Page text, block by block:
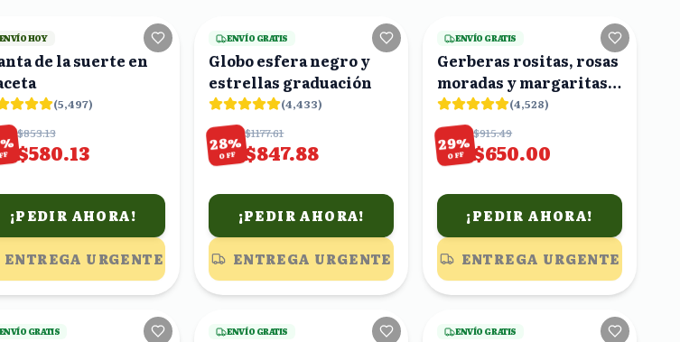
HOY
de la suerte en
(5,497)
$853.13
$580.13
¡PEDIR AHORA!
ENTREGA URGENTE
ENVÍO GRATIS
Globo esfera negro y
estrellas graduación
(4,433)
28%
OFF
$1177.61
$847.88
¡PEDIR AHORA!
ENTREGA URGENTE
ENVÍO GRATIS
Gerberas rositas, rosas
moradas y margaritas
amarillas en ramo
(4,528)
29%
OFF
$915.49
$650.00
¡PEDIR AHORA!
ENTREGA URGENTE
17viendo
GRATIS
16viendo
ENVÍO GRATIS
17viendo
ENVÍO GRATIS